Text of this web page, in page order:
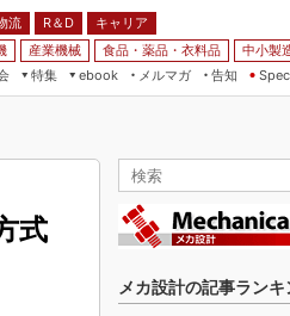
流 R＆D
キャリア
産業機械 食品・薬品・衣料品
中小製
特集
ebook
メルマガ
告知
式
メカ設計の記事ランキ